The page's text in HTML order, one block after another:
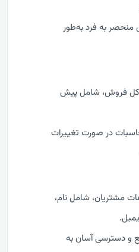
منحصر به فرد به‌طور
کل فروش، شامل پیش
در صورت تغییرات
مشتریان، شامل نام،
و دسترسی آسان به